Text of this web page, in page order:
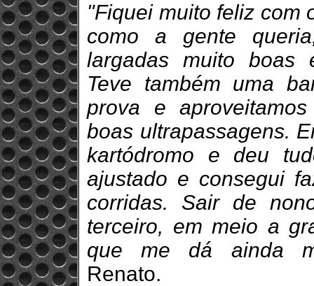
"Fiquei muito feliz com
como a gente
largadas muito boas
Teve também uma
prova e
boas ultrapassagens.
kartódromo e deu
ajustado e consegui
corridas. Sair de
terceiro, em meio a
que me dá ainda
Renato.